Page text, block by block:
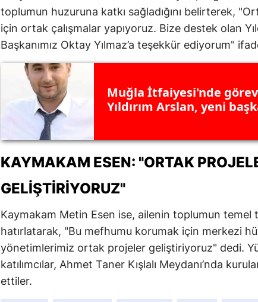
toplumun huzuruna katkı sağladığını belirterek,
için ortak çalışmalar yapıyoruz. Bize destek olan
Başkanımız Oktay Yılmaz’a teşekkür ediyorum"
Muğla İtfaiyesi'nde
Yıldırım Arslan, yeni
KAYMAKAM ESEN: "ORTAK
GELIŞTIRIYORUZ"
Kaymakam Metin Esen ise, ailenin toplumun temel
hatırlatarak, "Bu mefhumu korumak için merkezi
yönetimlerimiz ortak projeler geliştiriyoruz" dedi.
katılımcılar, Ahmet Taner Kışlalı Meydanı’nda
ettiler.